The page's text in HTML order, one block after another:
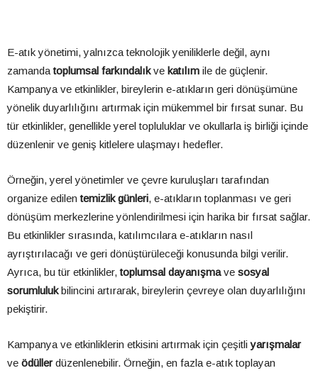
E-atık yönetimi, yalnızca teknolojik yeniliklerle değil, aynı
zamandatoplumsal farkındalıkve katılım ile de güçlenir.
Kampanya ve etkinlikler, bireylerin e-atıkların geri dönüşümüne
yönelik duyarlılığını artırmak için mükemmel bir fırsat sunar. Bu
tür etkinlikler, genellikle yerel topluluklar ve okullarla iş birliği içinde
düzenlenir ve geniş kitlelere ulaşmayı hedefler.
Örneğin, yerel yönetimler ve çevre kuruluşları tarafından
organize edilentemizlik günleri, e-atıkların toplanması ve geri
dönüşüm merkezlerine yönlendirilmesi için harika bir fırsat sağlar.
Bu etkinlikler sırasında, katılımcılara e-atıkların nasıl
ayrıştırılacağı ve geri dönüştürüleceği konusunda bilgi verilir.
Ayrıca, bu tür etkinlikler,toplumsal dayanışmave sosyal
sorumlulukbilincini artırarak, bireylerin çevreye olan duyarlılığını
pekiştirir.
Kampanya ve etkinliklerin etkisini artırmak için çeşitliyarışmalar
ve ödüllerdüzenlenebilir. Örneğin, en fazla e-atık toplayan